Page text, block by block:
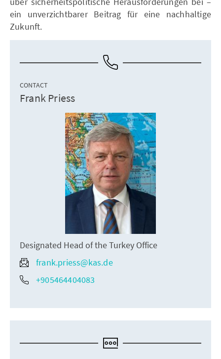
ein unverzichtbarer Beitrag für eine nachhaltige
Zukunft.
CONTACT
Frank Priess
Designated Head of the Turkey Office
frank.priess@kas.de
+905464404083